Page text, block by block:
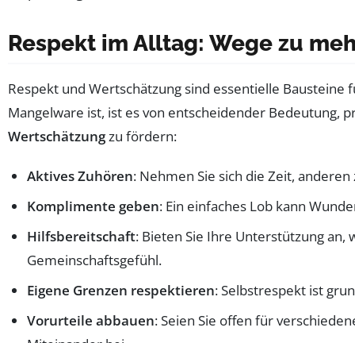
Respekt im Alltag: Wege zu
Respekt und Wertschätzung sind essentielle
Mangelware ist, ist es von entscheidender Bedeutung,
Wertschätzungzu fördern:
Aktives Zuhören: Nehmen Sie sich die Zeit,
Komplimente geben: Ein einfaches Lob kann
Hilfsbereitschaft: Bieten Sie Ihre Unterstützung
Gemeinschaftsgefühl.
Eigene Grenzen respektieren: Selbstrespekt ist
Vorurteile abbauen: Seien Sie offen für